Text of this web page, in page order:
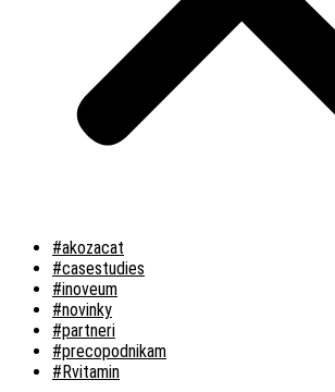
#akozacat
#casestudies
#inoveum
#novinky
#partneri
#precopodnikam
#Rvitamin